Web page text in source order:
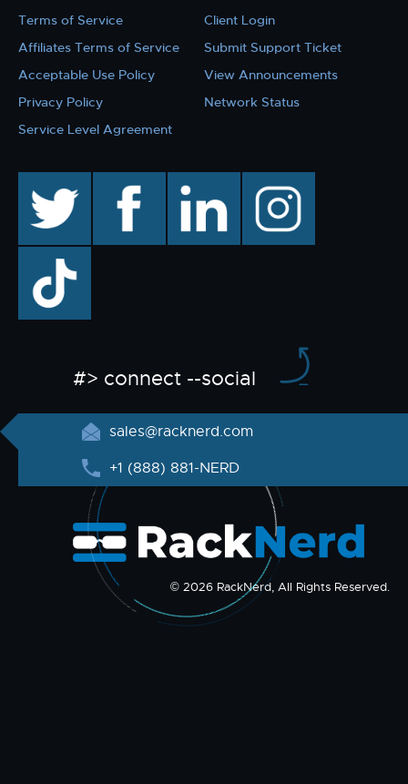
Terms of Service
Affiliates Terms of Service
Acceptable Use Policy
Privacy Policy
Service Level Agreement
Client Login
Submit Support Ticket
View Announcements
Network Status
facebook linkedin instagram
TikTok
#> connect --social
sales@racknerd.com
+1 (888) 881-NERD
© 2026 RackNerd, All Rights Reserved.